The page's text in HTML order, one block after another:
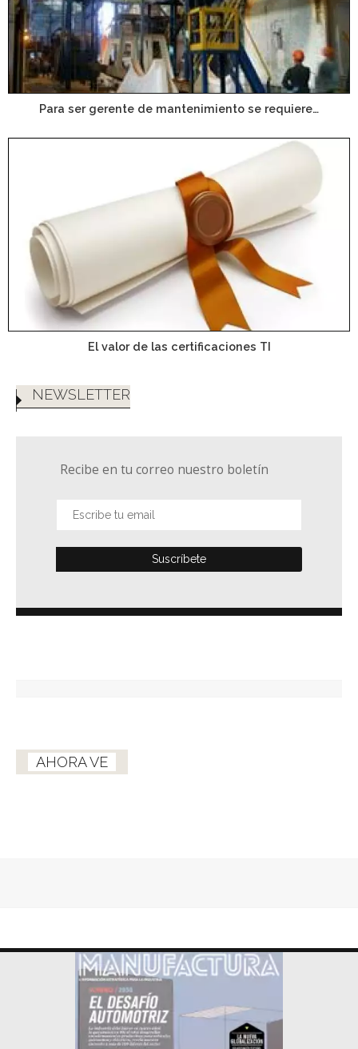
Para ser gerente de mantenimiento se requiere…
El valor de las certificaciones TI
NEWSLETTER
Recibe en tu correo nuestro boletín
AHORA VE